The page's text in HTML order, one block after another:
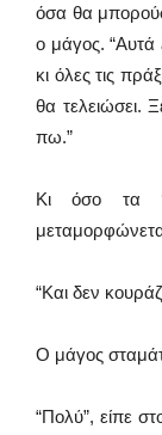
όσα θα
ο μάγος.
κι όλες τις
θα τελειώσει.
πω.”
Κι όσο τα
“Και δεν
Ο μάγος
“Πολύ”, είπε